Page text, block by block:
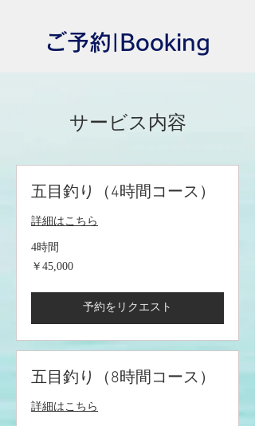
​ご予約|Booking
サービス内容
五目釣り（4時間コース）
詳細はこちら
4時間
45,000
円
￥45,000
予約をリクエスト
五目釣り（8時間コース）
詳細はこちら